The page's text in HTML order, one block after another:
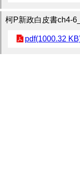
柯P新政白皮書ch4-
pdf(1000.32